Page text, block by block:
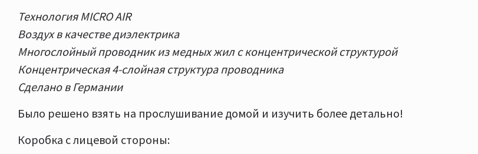
Технология MICRO AIR
Воздух в качестве диэлектрика
Многослойный проводник из медных жил с концентрической структурой
Концентрическая 4-слойная структура проводника
Сделано в Германии
Было решено взять на прослушивание домой и изучить более детально!
Коробка с лицевой стороны: